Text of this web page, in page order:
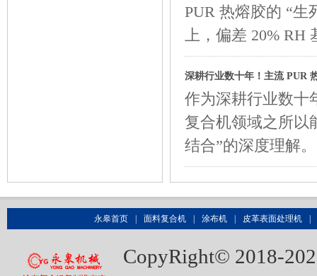
PUR 热熔胶的 “生
上，偏差 20% RH
深耕行业数十年！主流 PUR
作为深耕行业数十
复合机领域之所以
结合”的深度理解
永皋首页 面料复合机 涂布机 皮革表面处理机
CopyRight© 2018-